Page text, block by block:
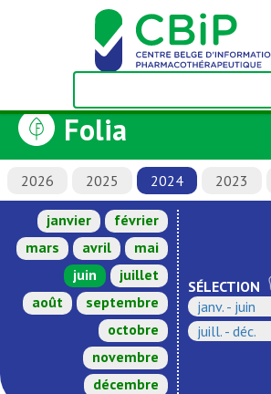
Folia
2026 2025 2024 2023
janvier
février
mars
avril
mai
juin
juillet
août
septembre
octobre
novembre
décembre
SÉLECTION
janv. - juin
juill. - déc.